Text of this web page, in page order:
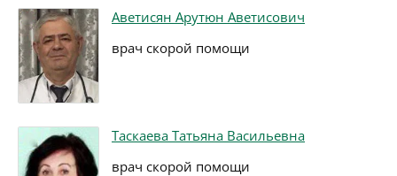
Аветисян Арутюн Аветисович
врач скорой помощи
Таскаева Татьяна Васильевна
врач скорой помощи